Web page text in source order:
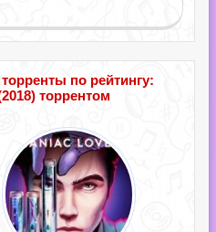
по рейтингу:
торрентом